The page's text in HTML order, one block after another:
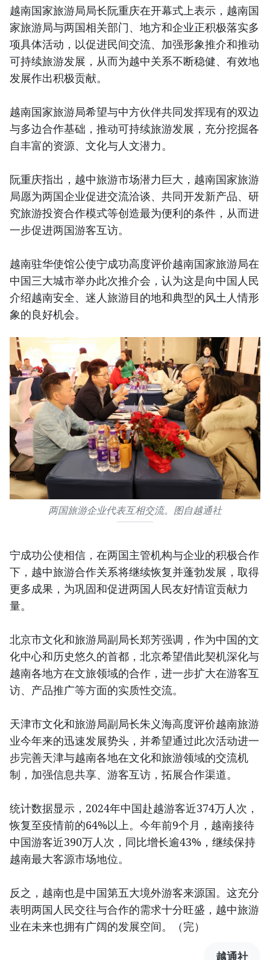
越南国家旅游局局长阮重庆在开幕式上表示，越南国
家旅游局与两国相关部门、地方和企业正积极落实多
项具体活动，以促进民间交流、加强形象推介和推动
可持续旅游发展，从而为越中关系不断稳健、有效地
发展作出积极贡献。
越南国家旅游局希望与中方伙伴共同发挥现有的双边
与多边合作基础，推动可持续旅游发展，充分挖掘各
自丰富的资源、文化与人文潜力。
阮重庆指出，越中旅游市场潜力巨大，越南国家旅游
局愿为两国企业促进交流洽谈、共同开发新产品、研
究旅游投资合作模式等创造最为便利的条件，从而进
一步促进两国游客互访。
越南驻华使馆公使宁成功高度评价越南国家旅游局在
中国三大城市举办此次推介会，认为这是向中国人民
介绍越南安全、迷人旅游目的地和典型的风土人情形
象的良好机会。
两国旅游企业代表互相交流。图自越通社
宁成功公使相信，在两国主管机构与企业的积极合作
下，越中旅游合作关系将继续恢复并蓬勃发展，取得
更多成果，为巩固和促进两国人民友好情谊贡献力
量。
北京市文化和旅游局副局长郑芳强调，作为中国的文
化中心和历史悠久的首都，北京希望借此契机深化与
越南各地方在文旅领域的合作，进一步扩大在游客互
访、产品推广等方面的实质性交流。
天津市文化和旅游局副局长朱义海高度评价越南旅游
业今年来的迅速发展势头，并希望通过此次活动进一
步完善天津与越南各地在文化和旅游领域的交流机
制，加强信息共享、游客互访，拓展合作渠道。
统计数据显示，2024年中国赴越游客近374万人次，
恢复至疫情前的64%以上。今年前9个月，越南接待
中国游客近390万人次，同比增长逾43%，继续保持
越南最大客源市场地位。
反之，越南也是中国第五大境外游客来源国。这充分
表明两国人民交往与合作的需求十分旺盛，越中旅游
业在未来也拥有广阔的发展空间。（完）
越通社